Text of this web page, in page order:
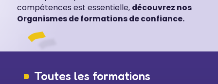
compétences est essentielle, découvrez nos
Organismes de formations de confiance.
Toutes les formations